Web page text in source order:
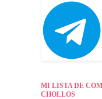
MI LISTA DE
CHOLLOS